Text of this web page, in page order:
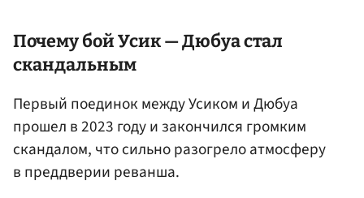
Почему бой Усик — Дюбуа стал
скандальным
Первый поединок между Усиком и Дюбуа
прошел в 2023 году и закончился громким
скандалом, что сильно разогрело атмосферу
в преддверии реванша.